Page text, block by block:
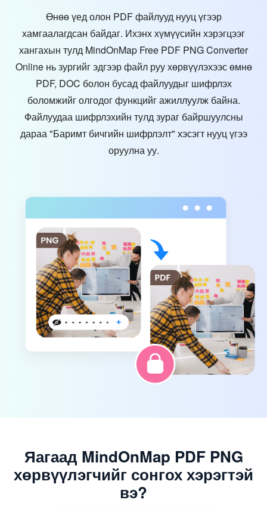
Өнөө үед олон PDF файлууд нууц үгээр
хамгаалагдсан байдаг. Ихэнх хүмүүсийн хэрэгцээг
хангахын тулд MindOnMap Free PDF PNG Converter
Online нь зургийг эдгээр файл руу хөрвүүлэхээс өмнө
PDF, DOC болон бусад файлуудыг шифрлэх
боломжийг олгодог функцийг ажиллуулж байна.
Файлуудаа шифрлэхийн тулд зураг байршуулсны
дараа "Баримт бичгийн шифрлэлт" хэсэгт нууц үгээ
оруулна уу.
Яагаад MindOnMap PDF PNG
хөрвүүлэгчийг сонгох хэрэгтэй
вэ?